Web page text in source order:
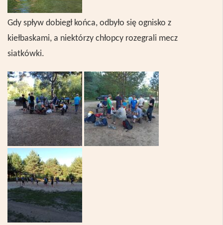
Gdy spływ dobiegł końca, odbyło się ognisko z
kiełbaskami, a niektórzy chłopcy rozegrali mecz
siatkówki.